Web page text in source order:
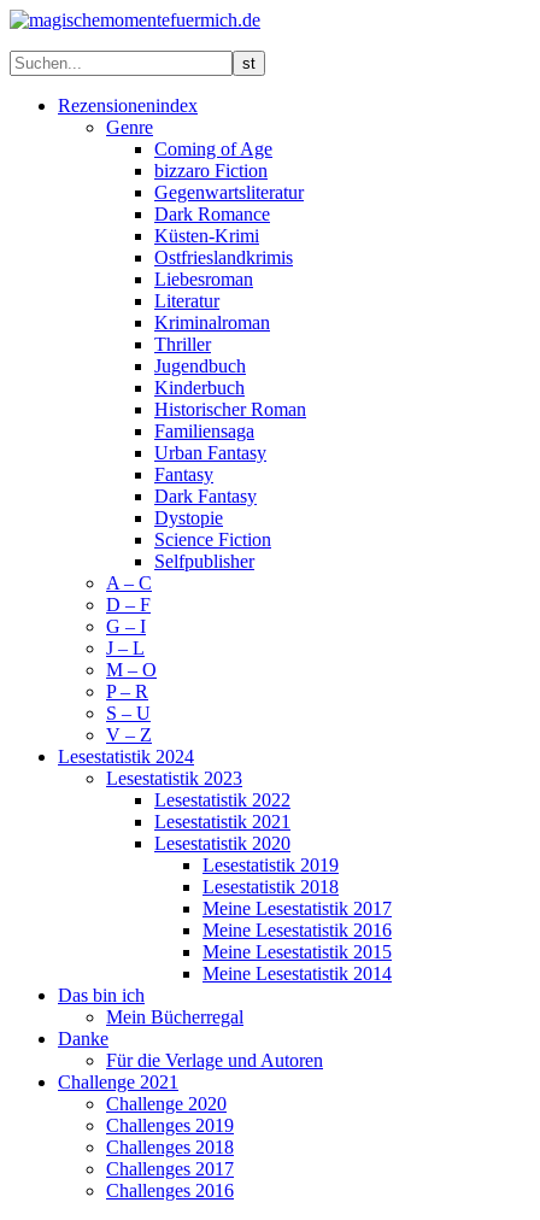
Rezensionenindex
Genre
Coming of Age
bizzaro Fiction
Gegenwartsliteratur
Dark Romance
Küsten-Krimi
Ostfrieslandkrimis
Liebesroman
Literatur
Kriminalroman
Thriller
Jugendbuch
Kinderbuch
Historischer Roman
Familiensaga
Urban Fantasy
Fantasy
Dark Fantasy
Dystopie
Science Fiction
Selfpublisher
A – C
D – F
G – I
J – L
M – O
P – R
S – U
V – Z
Lesestatistik 2024
Lesestatistik 2023
Lesestatistik 2022
Lesestatistik 2021
Lesestatistik 2020
Lesestatistik 2019
Lesestatistik 2018
Meine Lesestatistik 2017
Meine Lesestatistik 2016
Meine Lesestatistik 2015
Meine Lesestatistik 2014
Das bin ich
Mein Bücherregal
Danke
Für die Verlage und Autoren
Challenge 2021
Challenge 2020
Challenges 2019
Challenges 2018
Challenges 2017
Challenges 2016